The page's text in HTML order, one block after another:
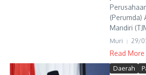
(Perumda)
Mandiri
Muri 29/
Read More
Daerah